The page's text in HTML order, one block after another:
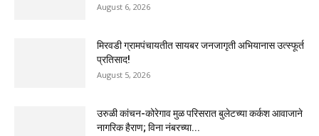
August 6, 2026
मिरवडी ग्रामपंचायतीत सायबर जनजागृती अभियानास उत्स्फूर्त
प्रतिसाद!
August 5, 2026
उरुळी कांचन-कोरेगाव मुळ परिसरात बुलेटच्या कर्कश आवाजाने
नागरिक हैराण; विना नंबरच्या...